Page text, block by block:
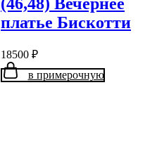
(46,48) Вечернее
платье Бискотти
18500 ₽
в примерочную